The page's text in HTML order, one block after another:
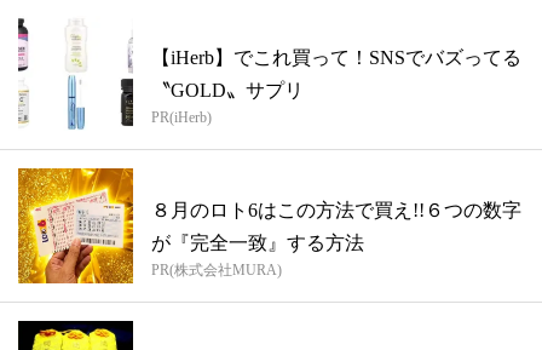
【iHerb】でこれ買って！SNSでバズってる
〝GOLD〟サプリ
PR(iHerb)
８月のロト6はこの方法で買え!!６つの数字
が『完全一致』する方法
PR(株式会社MURA)